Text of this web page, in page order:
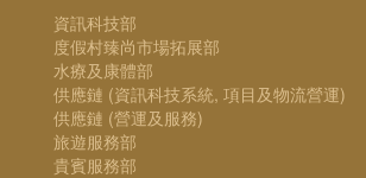
資訊科技部
度假村臻尚市場拓展部
水療及康體部
供應鏈 (資訊科技系統, 項目及物流營運)
供應鏈 (營運及服務)
旅遊服務部
貴賓服務部